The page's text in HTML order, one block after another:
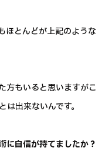
ほとんどが上記のような
方もいると思いますがこ
出来ないんです。
に自信が持てましたか？